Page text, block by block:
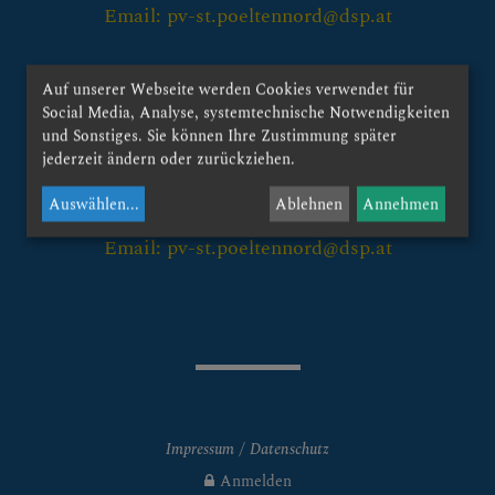
Gottesdienstzeiten
Termine
Aktionen & Feste
MissioMonat - Oktober
Nikolausaktion
Adventbastelmarkt
Fastenaktion
Lange Nacht der
Kirchen
Email: pv-st.poeltennord@dsp.at
Kontakt:
röm. kath. Stadtpfarramt St. Pölten-Viehofen
Austinstrasse 21
3107 St. Pölten-Traisenpark
Tel.: +43-2742-361934
Email: pv-st.poeltennord@dsp.at
Impressum
Datenschutz
Anmelden
Auf unserer Webseite werden Cookies verwendet für
Social Media, Analyse, systemtechnische Notwendigkeiten
und Sonstiges. Sie können Ihre Zustimmung später
jederzeit ändern oder zurückziehen.
Auswählen... Ablehnen Annehmen